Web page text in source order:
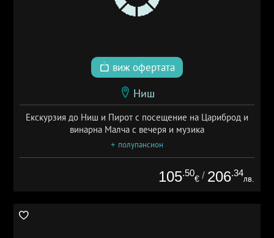
виж офертата
Ниш
Екскурзия до Ниш и Пирот с посещение на Цариброд и
винарна Малча с вечеря и музика
+ полупансион
105.50
€ / 206.34
лв.